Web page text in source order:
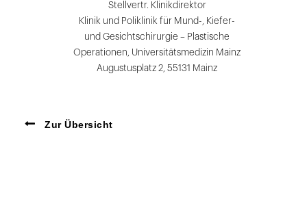
Stellvertr. Klinikdirektor
Klinik und Poliklinik für Mund-, Kiefer-
und Gesichtschirurgie – Plastische
Operationen, Universitätsmedizin Mainz
Augustusplatz 2, 55131 Mainz
Zur Übersicht